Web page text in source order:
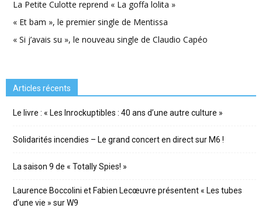
La Petite Culotte reprend « La goffa lolita »
« Et bam », le premier single de Mentissa
« Si j’avais su », le nouveau single de Claudio Capéo
Articles récents
Le livre : « Les Inrockuptibles : 40 ans d’une autre culture »
Solidarités incendies – Le grand concert en direct sur M6 !
La saison 9 de « Totally Spies! »
Laurence Boccolini et Fabien Lecœuvre présentent « Les tubes
d’une vie » sur W9